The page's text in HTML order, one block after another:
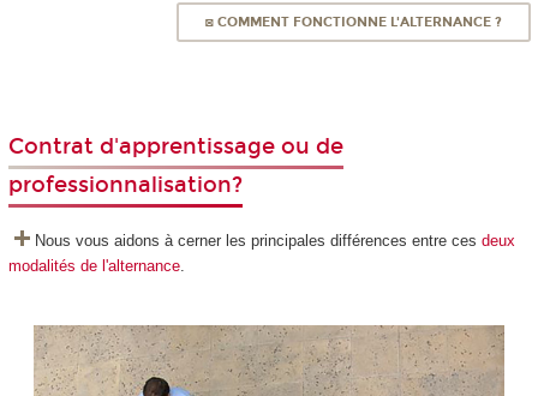
◙ COMMENT FONCTIONNE L'ALTERNANCE ?
Contrat d'apprentissage ou de
professionnalisation?
Nous vous aidons à cerner les principales différences entre ces deux
modalités de l'alternance.